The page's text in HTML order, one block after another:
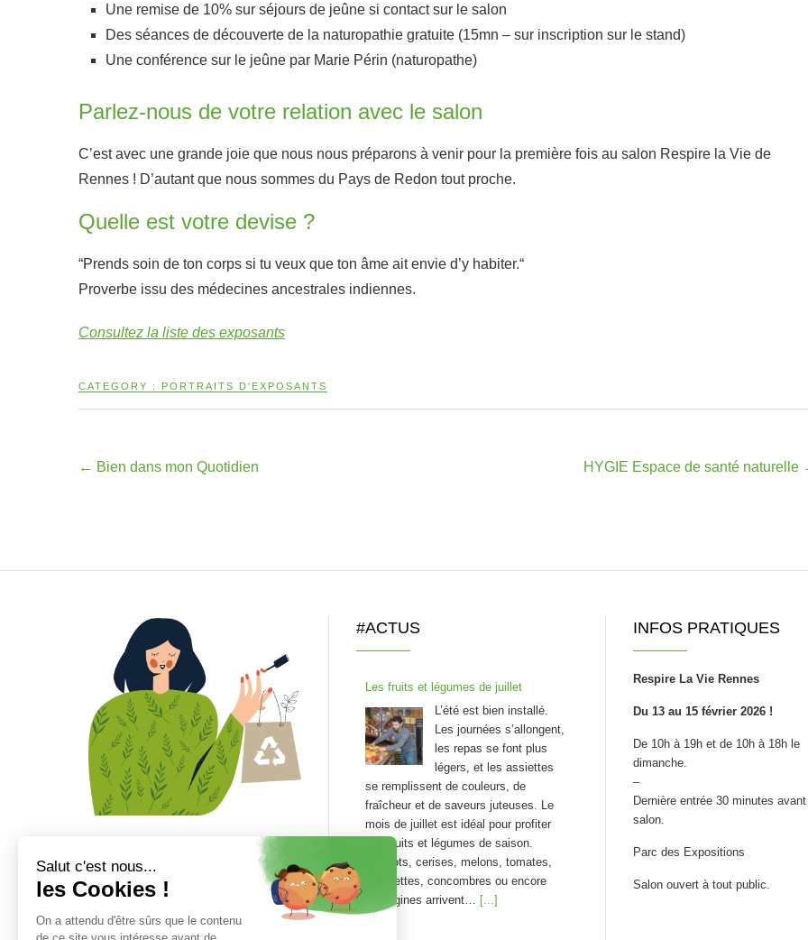
Une remise de 10% sur séjours de jeûne si contact sur le salon
Des séances de découverte de la naturopathie gratuite (15mn – sur inscription sur le stand)
Une conférence sur le jeûne par Marie Périn (naturopathe)
Parlez-nous de votre relation avec le salon
C’est avec une grande joie que nous nous préparons à venir pour la première fois au salon Respire la Vie de
Rennes ! D’autant que nous sommes du Pays de Redon tout proche.
Quelle est votre devise ?
“Prends soin de ton corps si tu veux que ton âme ait envie d’y habiter.“
Proverbe issu des médecines ancestrales indiennes.
Consultez la liste des exposants
CATEGORY : PORTRAITS D'EXPOSANTS
← Bien dans mon Quotidien HYGIE Espace de santé naturelle
#ACTUS
Les fruits et légumes de juillet
L’été est bien installé.
Les journées s’allongent,
les repas se font plus
légers, et les assiettes
se remplissent de couleurs, de
fraîcheur et de saveurs juteuses. Le
mois de juillet est idéal pour profiter
des fruits et légumes de saison.
Abricots, cerises, melons, tomates,
courgettes, concombres ou encore
aubergines arrivent… [...]
INFOS PRATIQUES
Respire La Vie Rennes
Du 13 au 15 février 2026 !
De 10h à 19h et de 10h à 18h le
dimanche.
–
Dernière entrée 30 minutes
salon.
Parc des Expositions
Salon ouvert à tout public.